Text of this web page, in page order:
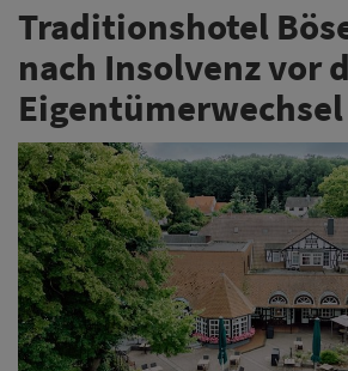
Traditionshotel
nach Insolvenz vor
Eigentümerwechsel